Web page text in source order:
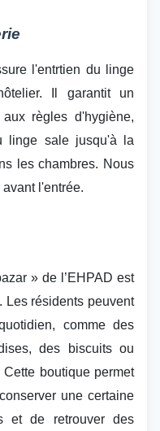
l'entrtien du linge
Il garantit un
règles d'hygiène,
linge sale jusqu'à la
les chambres. Nous
l'entrée.
» de l’EHPAD est
Les résidents peuvent
comme des
des biscuits ou
boutique permet
une certaine
et de retrouver des